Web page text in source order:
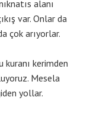
alanı
var. Onlar da
çok arıyorlar.
kuranı kerimden
Mesela
yollar.